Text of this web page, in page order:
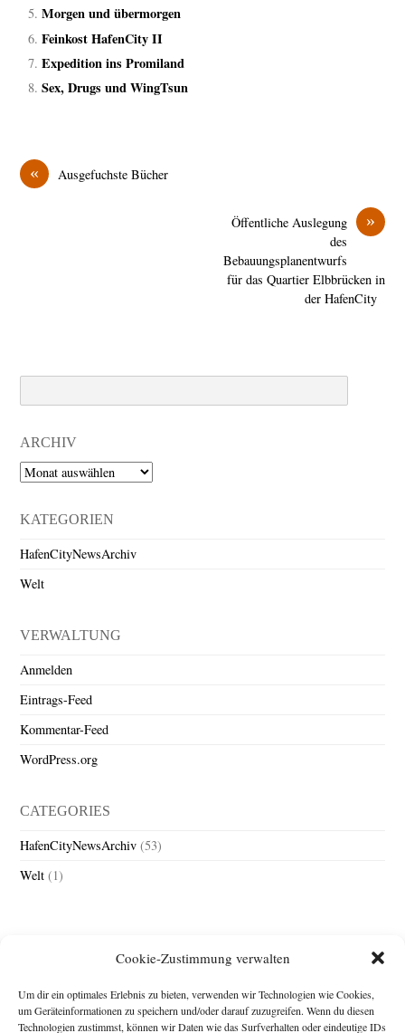
Cookie-Zustimmung verwalten
Um dir ein optimales Erlebnis zu bieten, verwenden wir Technologien wie Cookies,
um Geräteinformationen zu speichern und/oder darauf zuzugreifen. Wenn du diesen
Technologien zustimmst, können wir Daten wie das Surfverhalten oder eindeutige IDs
Morgen und übermorgen
Feinkost HafenCity II
Expedition ins Promiland
Sex, Drugs und WingTsun
« Ausgefuchste Bücher
»
Öffentliche Auslegung
des
Bebauungsplanentwurfs
für das Quartier Elbbrücken in
der HafenCity
ARCHIV
Archiv
KATEGORIEN
HafenCityNewsArchiv
Welt
VERWALTUNG
Anmelden
Eintrags-Feed
Kommentar-Feed
WordPress.org
CATEGORIES
HafenCityNewsArchiv (53)
Welt (1)